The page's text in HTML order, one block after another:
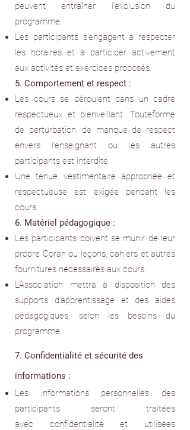
peuvent entraîner l’exclusion du
programme.
Les participants s’engagent à respecter
les horaires et à participer activement
aux activités et exercices proposés.
5. Comportement et respect :
Les cours se déroulent dans un cadre
respectueux et bienveillant. Touteforme
de perturbation, de manque de respect
envers l’enseignant ou les
autres
participants est interdite.
Une tenue vestimentaire appropriée et
respectueuse est exigée pendant
les
cours.
6. Matériel pédagogique :
Les participants doivent se munir de leur
propre Coran ou leçons, cahiers et autres
fournitures nécessaires aux cours.
L’Association mettra à disposition des
supports d’apprentissage et des aides
pédagogiques, selon les besoins du
programme.
7. Confidentialité et sécurité des
informations :
Les informations personnelles des
participants seront traitées
avec confidentialité et utilisées